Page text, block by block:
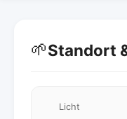
🌱Standort
Licht